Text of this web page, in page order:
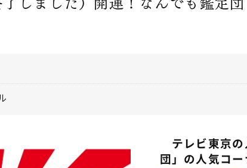
了しました）開運！なんでも鑑定
テレビ東京の
団」の人気コー